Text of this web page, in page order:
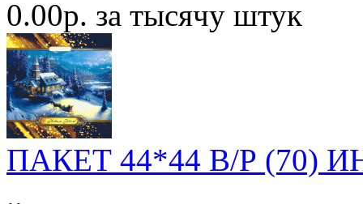
0.00р. за тысячу штук
ПАКЕТ 44*44 В/Р (70)
..